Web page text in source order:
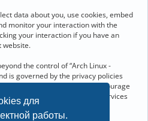
для
работы.
data about you, use cookies, embed
monitor your interaction with the
your interaction if you have an
website.
the control of “Arch Linux -
is governed by the privacy policies
external websites. We encourage
policies of any third-party services
content.